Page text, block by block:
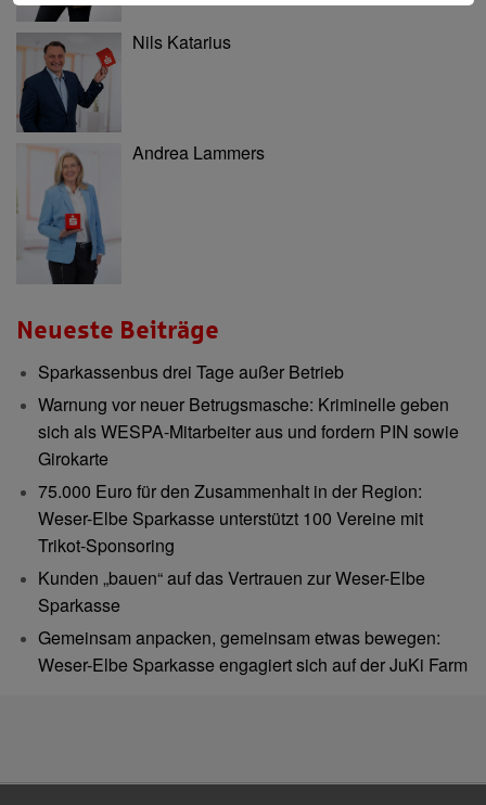
Nils Katarius
Andrea Lammers
Neueste Beiträge
Sparkassenbus drei Tage außer Betrieb
Warnung vor neuer Betrugsmasche: Kriminelle geben
sich als WESPA-Mitarbeiter aus und fordern PIN sowie
Girokarte
75.000 Euro für den Zusammenhalt in der Region:
Weser-Elbe Sparkasse unterstützt 100 Vereine mit
Trikot-Sponsoring
Kunden „bauen“ auf das Vertrauen zur Weser-Elbe
Sparkasse
Gemeinsam anpacken, gemeinsam etwas bewegen:
Weser-Elbe Sparkasse engagiert sich auf der JuKi Farm